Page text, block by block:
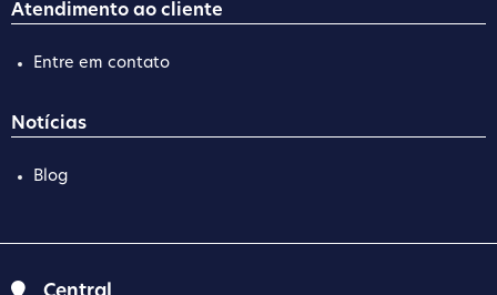
Atendimento ao cliente
Entre em contato
Notícias
Blog